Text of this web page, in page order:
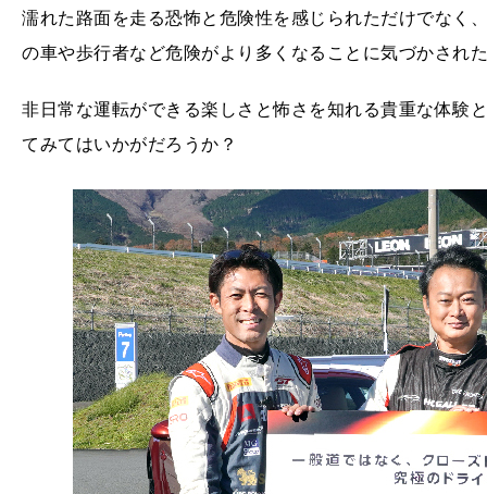
濡れた路面を走る恐怖と危険性を感じられただけでなく
の車や歩行者など危険がより多くなることに気づかされ
非日常な運転ができる楽しさと怖さを知れる貴重な体験
てみてはいかがだろうか？